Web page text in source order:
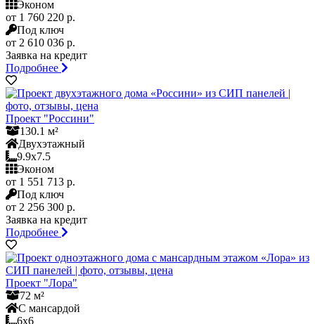
Эконом
от 1 760 220 р.
Под ключ
от 2 610 036 р.
Заявка на кредит
Подробнее
Проект "Россини"
130.1 м²
Двухэтажный
9.9x7.5
Эконом
от 1 551 713 р.
Под ключ
от 2 256 300 р.
Заявка на кредит
Подробнее
Проект "Лора"
72 м²
С мансардой
6x6